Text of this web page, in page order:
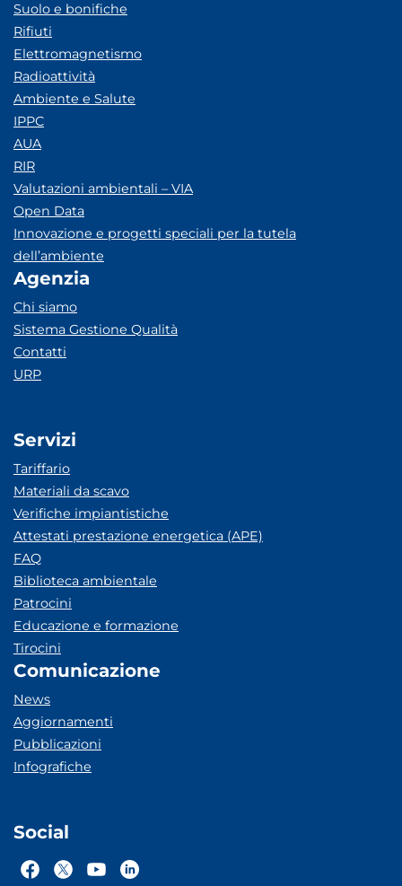
Suolo e bonifiche
Rifiuti
Elettromagnetismo
Radioattività
Ambiente e Salute
IPPC
AUA
RIR
Valutazioni ambientali – VIA
Open Data
Innovazione e progetti speciali per la tutela
dell’ambiente
Agenzia
Chi siamo
Sistema Gestione Qualità
Contatti
URP
Servizi
Tariffario
Materiali da scavo
Verifiche impiantistiche
Attestati prestazione energetica (APE)
FAQ
Biblioteca ambientale
Patrocini
Educazione e formazione
Tirocini
Comunicazione
News
Aggiornamenti
Pubblicazioni
Infografiche
Social